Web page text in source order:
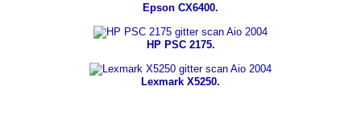
Epson CX6400.
HP PSC 2175.
Lexmark X5250.